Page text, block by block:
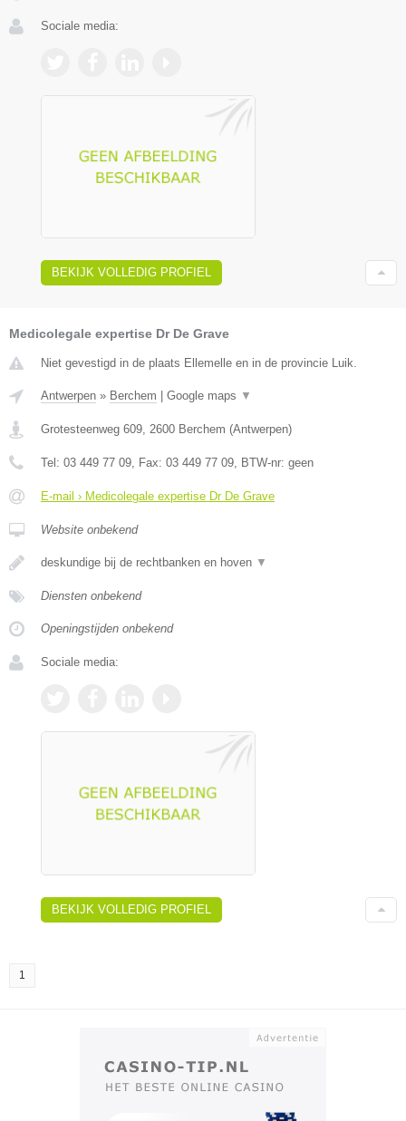
Sociale media:
BEKIJK VOLLEDIG PROFIEL
Medicolegale expertise Dr De Grave
Niet gevestigd in de plaats Ellemelle en in de provincie Luik.
Antwerpen » Berchem Google maps ▼
Grotesteenweg 609, 2600 Berchem (Antwerpen)
Tel: 03 449 77 09, Fax: 03 449 77 09, BTW-nr: geen
E-mail › Medicolegale expertise Dr De Grave
Website onbekend
deskundige bij de rechtbanken en hoven ▼
Diensten onbekend
Openingstijden onbekend
Sociale media:
BEKIJK VOLLEDIG PROFIEL
1